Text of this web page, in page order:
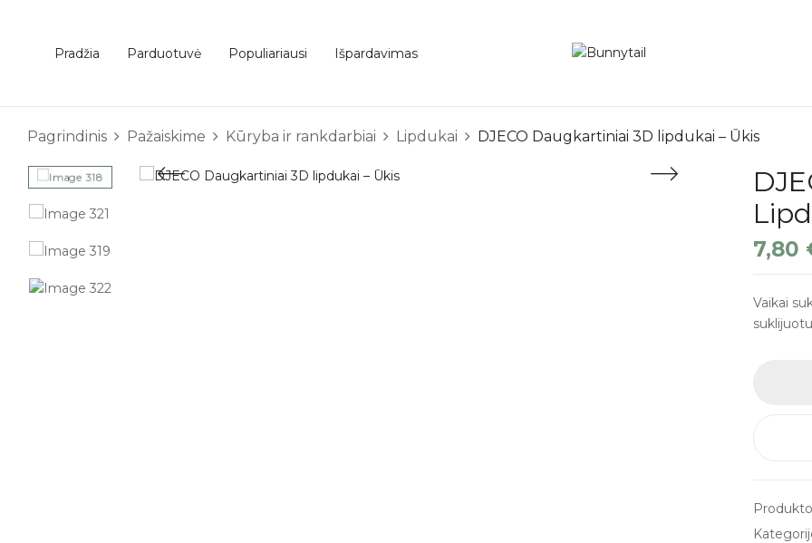
Pradžia Parduotuvė Populiariausi Išpardavimas
Pagrindinis Pažaiskime Kūryba ir rankdarbiai Lipdukai DJECO Daugkartiniai 3D lipdukai – Ūkis
7,80
Vaikai